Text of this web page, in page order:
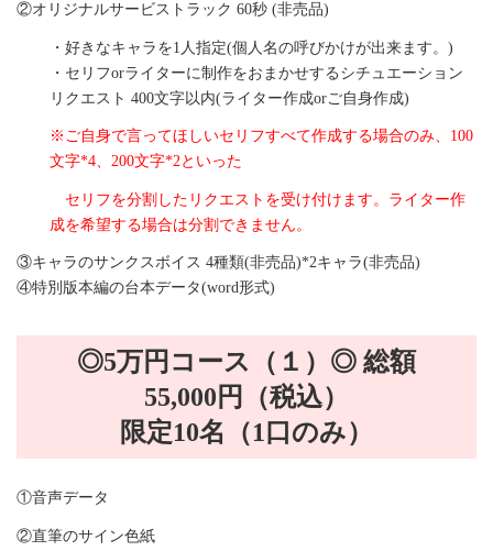
②オリジナルサービストラック 60秒 (非売品)
・好きなキャラを1人指定(個人名の呼びかけが出来ます。)
・セリフorライターに制作をおまかせするシチュエーション
リクエスト 400文字以内(ライター作成orご自身作成)
※ご自身で言ってほしいセリフすべて作成する場合のみ、100
文字*4、200文字*2といった
セリフを分割したリクエストを受け付けます。 ライター作
成を希望する場合は分割できません。
③キャラのサンクスボイス 4種類(非売品)*2キャラ(非売品)
④特別版本編の台本データ(word形式)
◎5万円コース（１）◎ 総額
55,000円（税込）
限定10名（1口のみ）
①音声データ
②直筆のサイン色紙